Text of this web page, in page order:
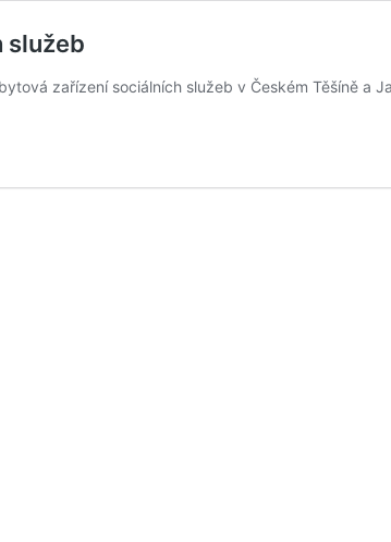
služeb
zařízení sociálních služeb v Českém Těšíně a